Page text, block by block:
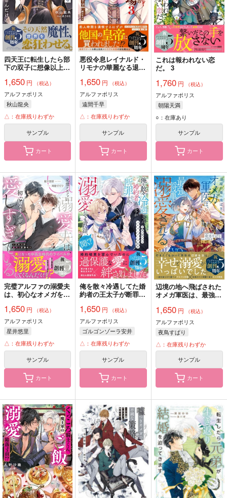
四天王に転生したら部
下の双子に想像以上に
2
1,650 円 （税込）
アルファポリス
秋山龍央
△：在庫残りわずか
サンプル
カート
悪役令息レイナルド・
リモナの華麗なる退場
1,650 円 （税込）
アルファポリス
遠間千早
△：在庫残りわずか
サンプル
カート
これは報われない恋
だ。 3
1,760円 （税込）
アルファポリス
朝陽天満
○：在庫あり
サンプル
カート
完璧アルファの溺愛夫
は、初心なオメガを愛
の巣作り計画中
1,650 円 （税込）
アルファポリス
星井悠里
△：在庫残りわずか
サンプル
カート
俺を散々冷遇してた婚
約者の王太子が断罪寸
聞く?
1,650 円 （税込）
アルファポリス
ゴルゴンゾーラ安井
△：在庫残りわずか
サンプル
カート
辺境の地へ飛ばされた
オメガ軍医は、最強将
1,650円 （税込）
アルファポリス
夜鳥すぱり
△：在庫残りわずか
サンプル
カート